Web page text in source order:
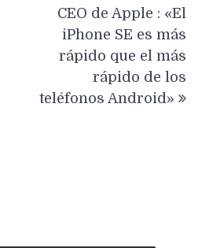
CEO de Apple : «El
iPhone SE es más
rápido que el más
rápido de los
teléfonos Android»